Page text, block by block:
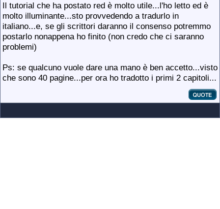
Il tutorial che ha postato red è molto utile...l'ho letto ed è
molto illuminante...sto provvedendo a tradurlo in
italiano...e, se gli scrittori daranno il consenso potremmo
postarlo nonappena ho finito (non credo che ci saranno
problemi)
Ps: se qualcuno vuole dare una mano è ben accetto...visto
che sono 40 pagine...per ora ho tradotto i primi 2 capitoli...